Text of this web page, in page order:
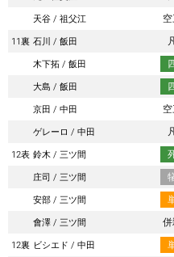
天谷
祖父江
11裏 石川 飯田
木下拓
飯田
大島
飯田
京田
中田
ゲレーロ
中田
12表 鈴木 三ツ間
庄司
三ツ間
安部
三ツ間
會澤
三ツ間
12裏 ビシエド 中田